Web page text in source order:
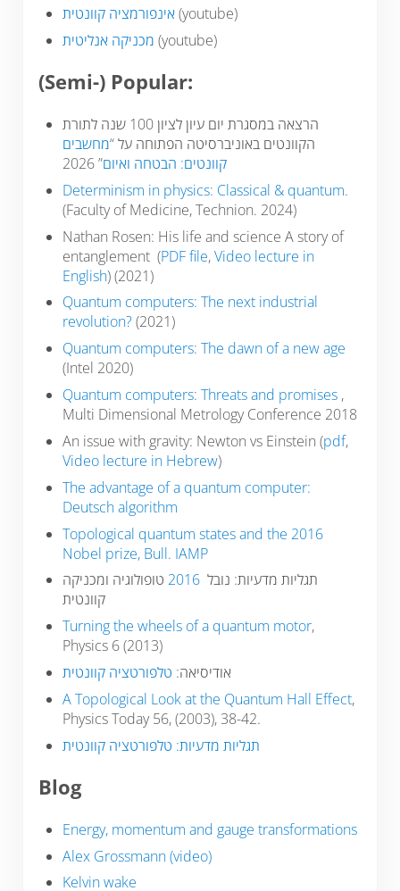
אינפורמציה קוונטית(youtube)
מכניקה אנליטית (youtube)
(Semi-) Popular:
הרצאה במסגרת יום עיון לציון 100 שנה לתורת
הקוונטים באוניברסיטה הפתוחה על “מחשבים
קוונטים: הבטחה ואיום” 2026
Determinism in physics: Classical & quantum.
(Faculty of Medicine, Technion. 2024)
Nathan Rosen: His life and science A story of
entanglement (PDF file,Video lecture in
English) (2021)
Quantum computers: The next industrial
revolution?(2021)
Quantum computers: The dawn of a new age
(Intel 2020)
Quantum computers: Threats and promises ,
Multi Dimensional Metrology Conference 2018
An issue with gravity: Newton vs Einstein (pdf,
Video lecture in Hebrew)
The advantage of a quantum computer:
Deutsch algorithm
Topological quantum states and the 2016
Nobel prize, Bull. IAMP
תגליות מדעיות: נובל 2016 טופולוגיה ומכניקה
קוונטית
Turning the wheels of a quantum motor,
Physics 6 (2013)
אודיסיאה: טלפורטציה קוונטית
A Topological Look at the Quantum Hall Effect,
Physics Today 56, (2003), 38-42.
תגליות מדעיות: טלפורטציה קוונטית
Blog
Energy, momentum and gauge transformations
Alex Grossmann (video)
Kelvin wake